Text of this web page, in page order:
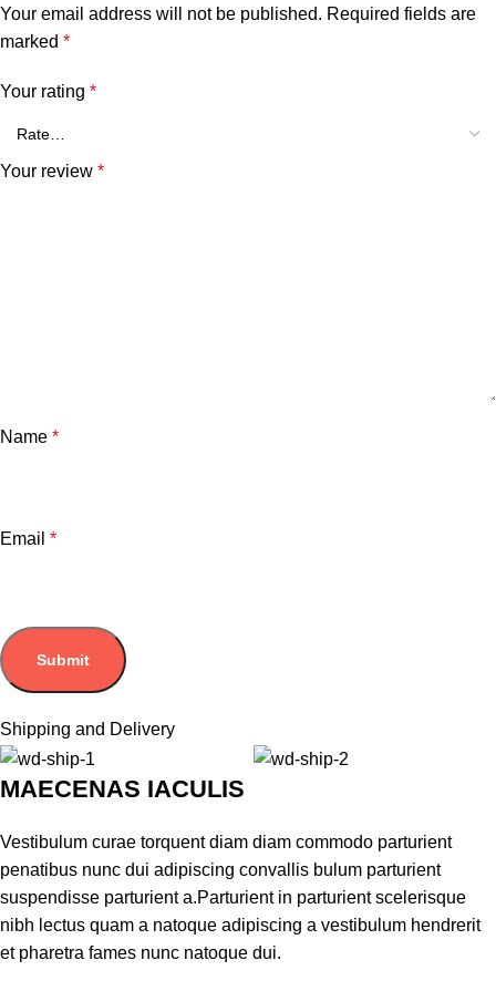
Your email address will not be published. Required fields are
marked *
Your rating *
Your review *
Name *
Email *
Shipping and Delivery
MAECENAS IACULIS
Vestibulum curae torquent diam diam commodo parturient
penatibus nunc dui adipiscing convallis bulum parturient
suspendisse parturient a.Parturient in parturient scelerisque
nibh lectus quam a natoque adipiscing a vestibulum hendrerit
et pharetra fames nunc natoque dui.